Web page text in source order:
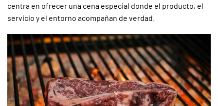
centra en ofrecer una cena especial donde el producto, el
servicio y el entorno acompañan de verdad.